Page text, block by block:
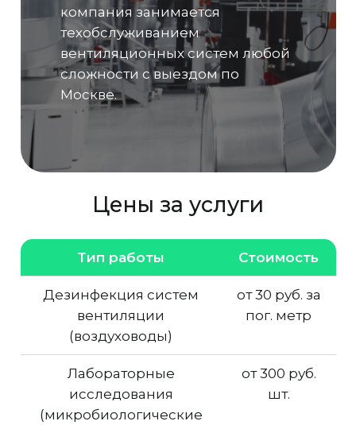
компания занимается
техобслуживанием
вентиляционных систем любой
сложности с выездом по
Москве.
Цены за услуги
Тип работы Стоимость
Дезинфекция систем
вентиляции
(воздуховоды)
от 30 руб. за
пог. метр
Лабораторные
исследования
(микробиологические
от 300 руб.
шт.